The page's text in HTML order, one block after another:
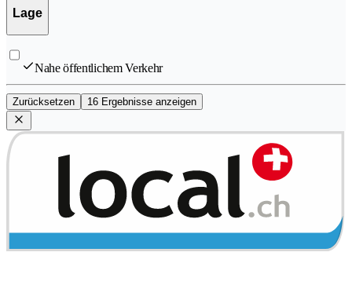
Lage
Nahe öffentlichem Verkehr
Zurücksetzen 16 Ergebnisse anzeigen